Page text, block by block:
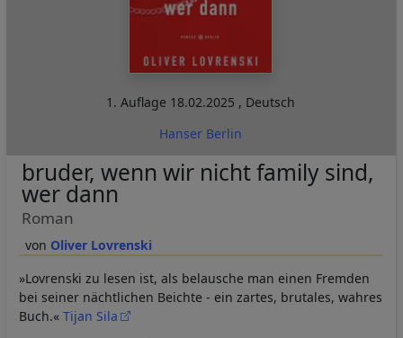
1. Auflage 18.02.2025 , Deutsch
Hanser Berlin
Oliver Lovrenski
bruder, wenn wir nicht family sind,
wer dann
Roman
»Lovrenski zu lesen ist, als belausche man einen Fremden
bei seiner nächtlichen Beichte - ein zartes, brutales, wahres
Buch.« Tijan Sila